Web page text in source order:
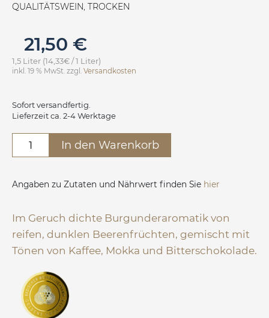
QUALITÄTSWEIN, TROCKEN
21,50 €
1,5 Liter (14,33€ / 1 Liter)
inkl. 19 % MwSt. zzgl. Versandkosten
Angaben zu Zutaten und Nährwert finden Sie hier
Sofort versandfertig.
Lieferzeit ca. 2-4 Werktage
Spätburgunder
Rotwein
Menge
In den Warenkorb
Im Geruch dichte Burgunderaromatik von
reifen, dunklen Beerenfrüchten, gemischt mit
Tönen von Kaffee, Mokka und Bitterschokolade.